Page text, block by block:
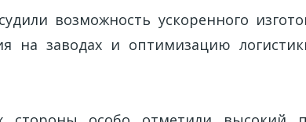
возможность ускоренного
на заводах и оптимизацию